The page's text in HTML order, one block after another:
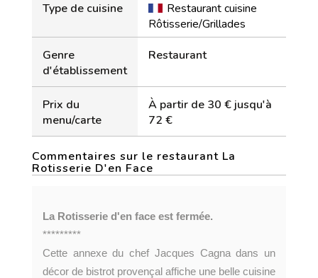
Type de cuisine
Restaurant cuisine
Rôtisserie/Grillades
Genre
d'établissement
Restaurant
Prix du
menu/carte
À partir de 30 € jusqu'à
72 €
Commentaires sur le restaurant La
Rotisserie D'en Face
La Rotisserie d'en face est fermée.
*********
Cette annexe du chef Jacques Cagna dans un
décor de bistrot provençal affiche une belle cuisine